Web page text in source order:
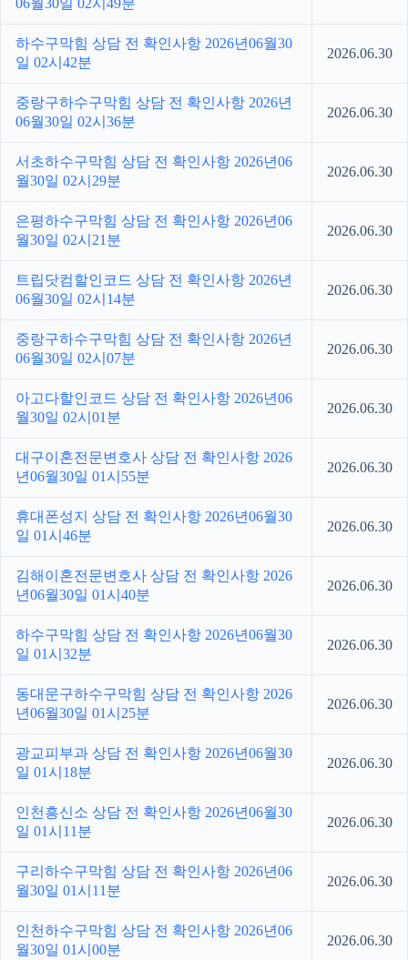
06월30일 02시49분
하수구막힘 상담 전 확인사항 2026년06월30
일 02시42분
2026.06.30
중랑구하수구막힘 상담 전 확인사항 2026년
06월30일 02시36분
2026.06.30
서초하수구막힘 상담 전 확인사항 2026년06
월30일 02시29분
2026.06.30
은평하수구막힘 상담 전 확인사항 2026년06
월30일 02시21분
2026.06.30
트립닷컴할인코드 상담 전 확인사항 2026년
06월30일 02시14분
2026.06.30
중랑구하수구막힘 상담 전 확인사항 2026년
06월30일 02시07분
2026.06.30
아고다할인코드 상담 전 확인사항 2026년06
월30일 02시01분
2026.06.30
대구이혼전문변호사 상담 전 확인사항 2026
년06월30일 01시55분
2026.06.30
휴대폰성지 상담 전 확인사항 2026년06월30
일 01시46분
2026.06.30
김해이혼전문변호사 상담 전 확인사항 2026
년06월30일 01시40분
2026.06.30
하수구막힘 상담 전 확인사항 2026년06월30
일 01시32분
2026.06.30
동대문구하수구막힘 상담 전 확인사항 2026
년06월30일 01시25분
2026.06.30
광교피부과 상담 전 확인사항 2026년06월30
일 01시18분
2026.06.30
인천흥신소 상담 전 확인사항 2026년06월30
일 01시11분
2026.06.30
구리하수구막힘 상담 전 확인사항 2026년06
월30일 01시11분
2026.06.30
인천하수구막힘 상담 전 확인사항 2026년06
월30일 01시00분
2026.06.30